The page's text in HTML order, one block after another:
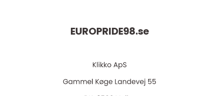
EUROPRIDE98.se